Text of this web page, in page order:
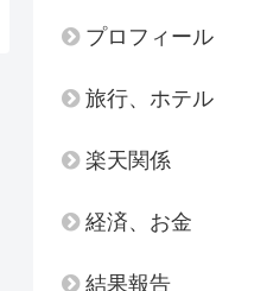
プロフィール
旅行、ホテル
楽天関係
経済、お金
結果報告